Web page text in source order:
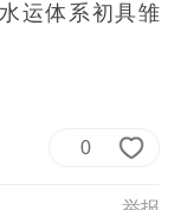
运体系初具雏
0